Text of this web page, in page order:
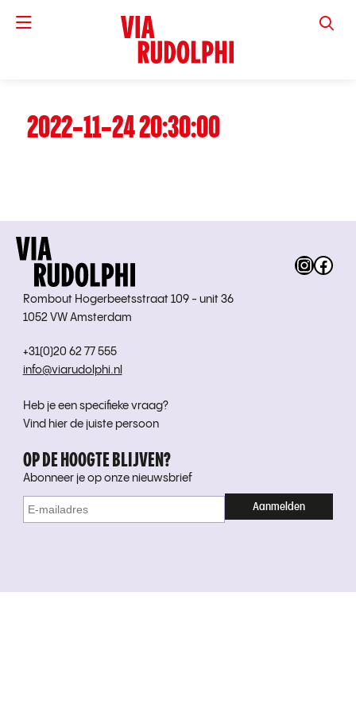
VIA
2022-11-24 20:30:00
Rombout Hogerbeetsstraat 109 - unit 36
1052 VW Amsterdam
+31(0)20 62 77 555
info@viarudolphi.nl
Heb je een specifieke vraag?
Vind hier de juiste persoon
OP DE HOOGTE BLIJVEN?
Abonneer je op onze nieuwsbrief